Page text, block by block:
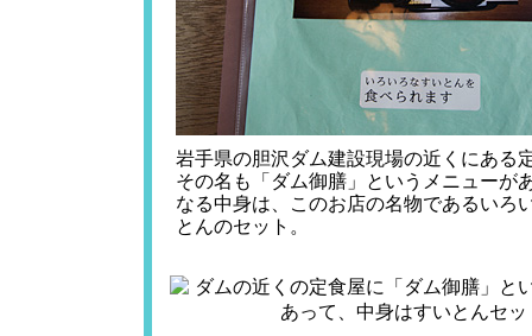
岩手県の胆沢ダム建設現場の近くにある
その名も「ダム御膳」というメニューが
なる中身は、このお店の名物であるいろ
とんのセット。